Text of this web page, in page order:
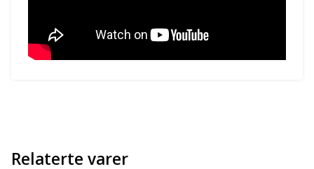
Relaterte varer